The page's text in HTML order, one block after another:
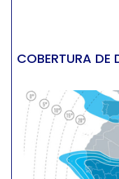
COBERTURA DE